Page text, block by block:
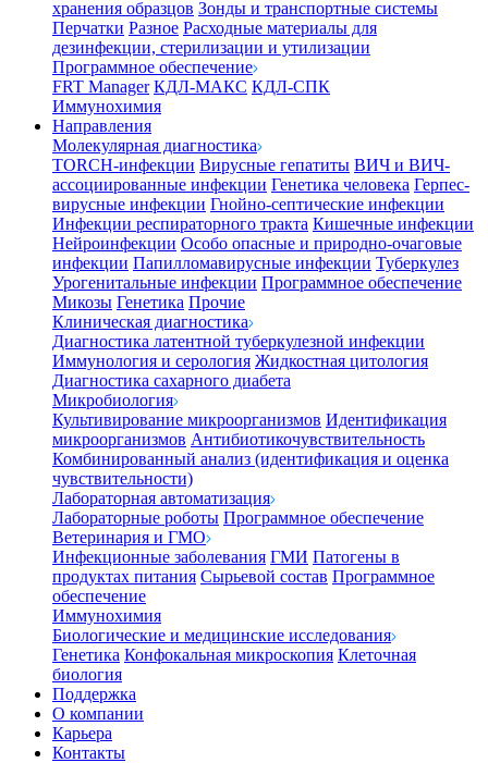
хранения образцов Зонды и транспортные системы
Перчатки Разное Расходные материалы для
дезинфекции, стерилизации и утилизации
Программное обеспечение
FRT Manager КДЛ-МАКС КДЛ-СПК
Иммунохимия
Направления
Молекулярная диагностика
TORCH-инфекции Вирусные гепатиты ВИЧ и ВИЧ-
ассоциированные инфекции Генетика человека Герпес-
вирусные инфекции Гнойно-септические инфекции
Инфекции респираторного тракта Кишечные инфекции
Нейроинфекции Особо опасные и природно-очаговые
инфекции Папилломавирусные инфекции Туберкулез
Урогенитальные инфекции Программное обеспечение
Микозы Генетика Прочие
Клиническая диагностика
Диагностика латентной туберкулезной инфекции
Иммунология и серология Жидкостная цитология
Диагностика сахарного диабета
Микробиология
Культивирование микроорганизмов Идентификация
микроорганизмов Антибиотикочувствительность
Комбинированный анализ (идентификация и оценка
чувствительности)
Лабораторная автоматизация
Лабораторные роботы Программное обеспечение
Ветеринария и ГМО
Инфекционные заболевания ГМИ Патогены в
продуктах питания Сырьевой состав Программное
обеспечение
Иммунохимия
Биологические и медицинские исследования
Генетика Конфокальная микроскопия Клеточная
биология
Поддержка
О компании
Карьера
Контакты